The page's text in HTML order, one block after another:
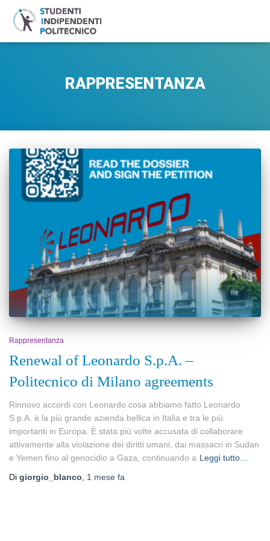
RAPPRESENTANZA
Rappresentanza
Renewal of Leonardo S.p.A. –
Politecnico di Milano agreements
Rinnovo accordi con Leonardo cosa abbiamo fatto Leonardo
S.p.A. è la più grande azienda bellica in Italia e tra le più
importanti in Europa. È stata più volte accusata di collaborare
attivamente alla violazione dei diritti umani, dai massacri in Sudan
e Yemen fino al genocidio a Gaza, continuando a Leggi tutto…
Di giorgio_blanco 1 mese fa